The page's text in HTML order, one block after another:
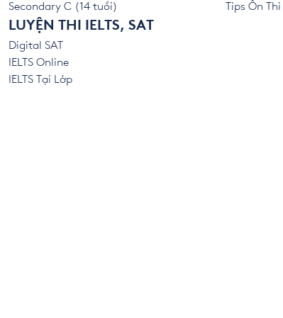
Secondary C (14 tuổi)
LUYỆN THI IELTS, SAT
Digital SAT
IELTS Online
IELTS Tại Lớp
Tips Ôn Thi